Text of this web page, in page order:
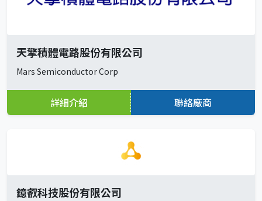
天擎積體電路股份有限公司
Mars Semiconductor Corp
詳細介紹 聯絡廠商
鐿叡科技股份有限公司